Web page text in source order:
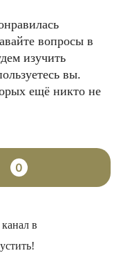
вопросы в
изучить
вы.
ещё никто не
0
в